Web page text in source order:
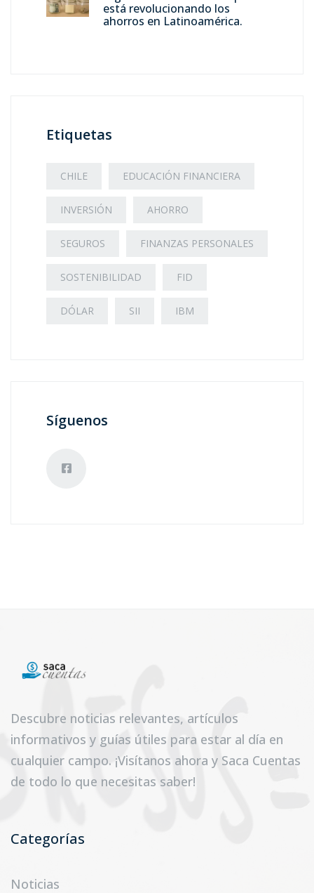
está revolucionando los
ahorros en Latinoamérica.
Etiquetas
CHILE EDUCACIÓN FINANCIERA
INVERSIÓN AHORRO
SEGUROS FINANZAS PERSONALES
SOSTENIBILIDAD FID
DÓLAR SII IBM
Síguenos
Descubre noticias relevantes, artículos
informativos y guías útiles para estar al día en
cualquier campo. ¡Visítanos ahora y Saca Cuentas
de todo lo que necesitas saber!
Categorías
Noticias